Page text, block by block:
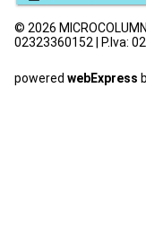
© 2026
02323360152 | P.Iva:
powered webExpress